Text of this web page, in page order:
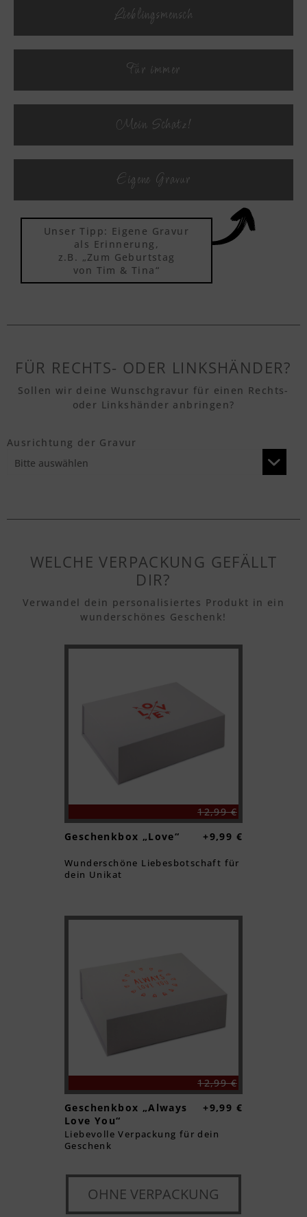
Textvorschau
Textvorschau
Textvorschau
Textvorschau
Textvorschau
Textvorschau
Textvorschau
Textvorschau
Lieblingsmensch
Für immer
Mein Schatz!
Eigene Gravur
Unser Tipp: Eigene Gravur
als Erinnerung,
z.B. „Zum Geburtstag
von Tim & Tina“
FÜR RECHTS- ODER LINKSHÄNDER?
Sollen wir deine Wunschgravur für einen Rechts-
oder Linkshänder anbringen?
Ausrichtung der Gravur
WELCHE VERPACKUNG GEFÄLLT
DIR?
Verwandel dein personalisiertes Produkt in ein
wunderschönes Geschenk!
OHNE VERPACKUNG
12,99 €
Geschenkbox „Love“
+9,99 €
Wunderschöne Liebesbotschaft für
dein Unikat
12,99 €
Geschenkbox „Always
Love You“
+9,99 €
Liebevolle Verpackung für dein
Geschenk